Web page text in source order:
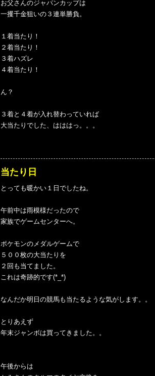
お父さんのジャパンカップは
一攫千金狙いの３連単勝負。
１着当たり！
２着当たり！
３着ハズレ
４着当たり！
ん？
３着と４着が入れ替わっていれば
大当たりでした、はははっ。。。
当たり日
とっても暖かい１日でしたね。
午前中は雨模様だったので
家族でゲームセンターへ。
ポケモンのメダルゲームで
５００枚の大当たりを
２回も当てました。
これは奇跡的です(*_*)
なんだか明日の競馬も当たるような気がします。。
とりあえず
年末ジャンボは買ってきました。。
午後からは